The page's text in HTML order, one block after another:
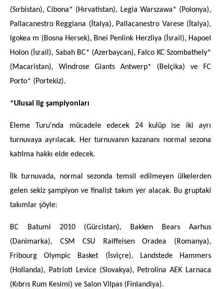
(Sırbistan), Cibona* (Hırvatistan), Legia Warszawa* (Polonya),
Pallacanestro Reggiana (İtalya), Pallacanestro Varese (İtalya),
Igokea m (Bosna Hersek), Bnei Penlink Herzliya (İsrail), Hapoel
Holon (İsrail), Sabah BC* (Azerbaycan), Falco KC Szombathely*
(Macaristan), Windrose Giants Antwerp* (Belçika) ve FC
Porto* (Portekiz).
*Ulusal lig şampiyonları
Eleme Turu'nda mücadele edecek 24 kulüp ise iki ayrı
turnuvaya ayrılacak. Her turnuvanın kazananı normal sezona
katılma hakkı elde edecek.
İlk turnuvada, normal sezonda temsil edilmeyen ülkelerden
gelen sekiz şampiyon ve finalist takım yer alacak. Bu gruptaki
takımlar şöyle:
BC Batumi 2010 (Gürcistan), Bakken Bears Aarhus
(Danimarka), CSM CSU Raiffeisen Oradea (Romanya),
Fribourg Olympic Basket (İsviçre), Landstede Hammers
(Hollanda), Patrioti Levice (Slovakya), Petrolina AEK Larnaca
(Kıbrıs Rum Kesimi) ve Salon Vilpas (Finlandiya).